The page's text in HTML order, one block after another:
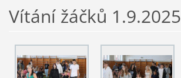
Vítání žáčků 1.9.2025